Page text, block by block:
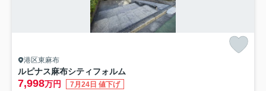
港区東麻布
ルピナス麻布シティフォルム
7,998万円 7月24日 値下げ